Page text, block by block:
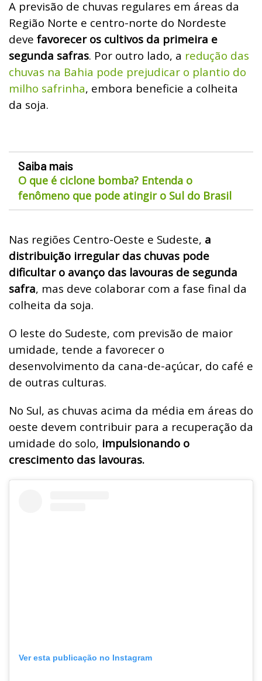
A previsão de chuvas regulares em áreas da
Região Norte e centro-norte do Nordeste
deve favorecer os cultivos da primeira e
segunda safras. Por outro lado, a redução das
chuvas na Bahia pode prejudicar o plantio do
milho safrinha, embora beneficie a colheita
da soja.
Saiba mais
O que é ciclone bomba? Entenda o
fenômeno que pode atingir o Sul do Brasil
Nas regiões Centro-Oeste e Sudeste, a
distribuição irregular das chuvas pode
dificultar o avanço das lavouras de segunda
safra, mas deve colaborar com a fase final da
colheita da soja.
O leste do Sudeste, com previsão de maior
umidade, tende a favorecer o
desenvolvimento da cana-de-açúcar, do café e
de outras culturas.
No Sul, as chuvas acima da média em áreas do
oeste devem contribuir para a recuperação da
umidade do solo, impulsionando o
crescimento das lavouras.
Ver esta publicação no Instagram